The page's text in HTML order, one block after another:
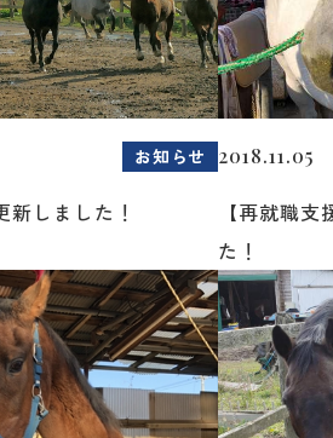
お知らせ
新しました！
2018.11.05
【再就職
た！